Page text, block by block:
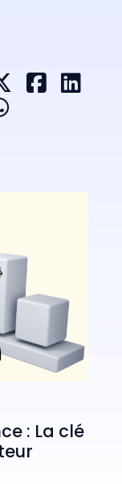
: La clé